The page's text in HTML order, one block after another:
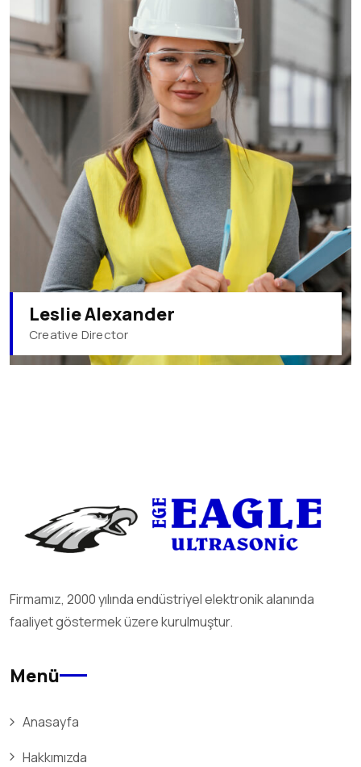
Leslie Alexander
Creative Director
Firmamız, 2000 yılında endüstriyel elektronik alanında
faaliyet göstermek üzere kurulmuştur.
Menü
Anasayfa
Hakkımızda